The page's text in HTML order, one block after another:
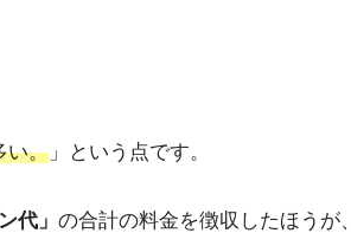
い。 」という点です。
代」 の合計の料金を徴収したほうが、